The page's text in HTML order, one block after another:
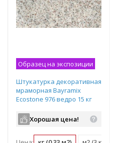
Образец на экспозиции
Штукатурка декоративная
мраморная Bayramix
Ecostone 976 ведро 15 кг
Хорошая цена!